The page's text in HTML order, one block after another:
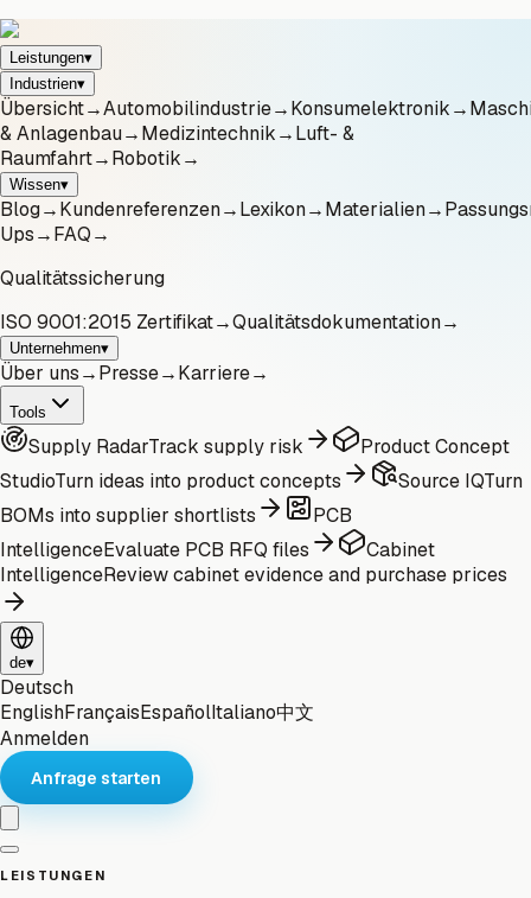
Leistungen▾
Industrien▾
Übersicht→Automobilindustrie→Konsumelektronik→
& Anlagenbau→Medizintechnik→Luft- &
Raumfahrt→Robotik→
Wissen▾
Blog→Kundenreferenzen→Lexikon→Materialien→
Ups→FAQ→
Qualitätssicherung
ISO 9001:2015 Zertifikat→Qualitätsdokumentation→
Unternehmen▾
Über uns→Presse→Karriere→
Tools
Supply RadarTrack supply risk
Product Concept
StudioTurn ideas into product concepts Source IQTurn
BOMs into supplier shortlists
PCB
IntelligenceEvaluate PCB RFQ files
Cabinet
IntelligenceReview cabinet evidence and purchase prices
de▾
Deutsch
EnglishFrançaisEspañolItaliano中文
Anmelden
Anfrage starten
LEISTUNGEN